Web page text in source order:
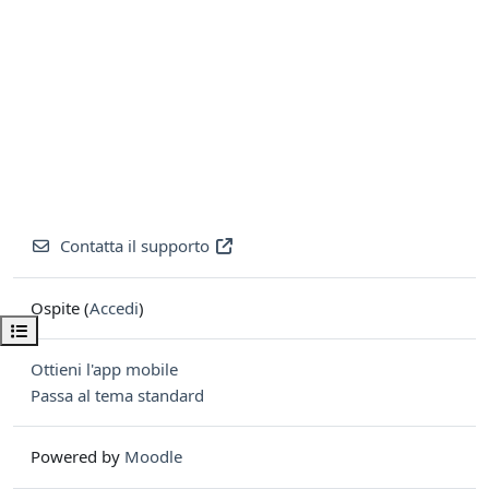
Apri indice del corso
Contatta il supporto
Ospite (Accedi)
Ottieni l'app mobile
Passa al tema standard
Powered by Moodle